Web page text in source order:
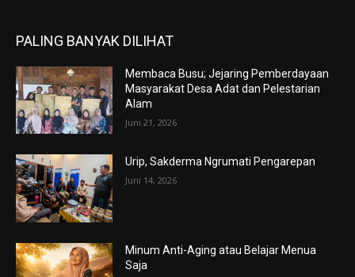
PALING BANYAK DILIHAT
Membaca Busu; Jejaring Pemberdayaan
Masyarakat Desa Adat dan Pelestarian
Alam
Juni 21, 2026
Urip, Sakderma Ngrumati Pengarepan
Juni 14, 2026
Minum Anti-Aging atau Belajar Menua
Saja